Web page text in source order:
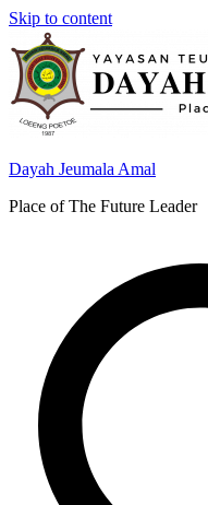
Skip to content
Dayah Jeumala Amal
Place of The Future Leader